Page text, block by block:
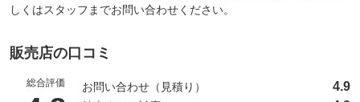
しくはスタッフまでお問い合わせください。
販売店の口コミ
総合評価 お問い合わせ（見積り） 4.9